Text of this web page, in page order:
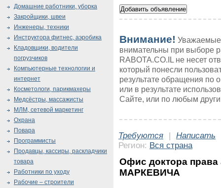
Внимание! Уважаемые
внимательны при выборе
RABOTA.CO.IL не несет
который понесли
результате обращения
или в результате
Сайте, или по любым
Требуются | Написать
Регион: Вся страна
Офис доктора
МАРКЕВИЧА
Домашние работники, уборка
Закройщики, швеи
Инженеры, техники
Инструктора фитнес, аэробика
Кладовщики, водители
погрузчиков
Компьютерные технологии и
интернет
Косметологи, парикмахеры
Медсёстры, массажисты
МЛМ, сетевой маркетинг
Охрана
Повара
Программисты
Продавцы, кассиры, раскладчики
товара
Работники по уходу
Рабочие – строители